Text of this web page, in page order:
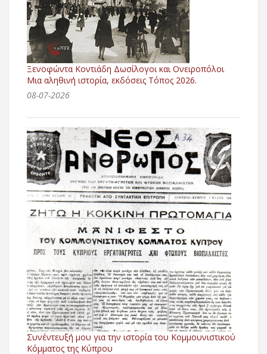
Ξενοφώντα Κοντιάδη Δωσίλογοι και Ονειροπόλοι
Μια αληθινή ιστορία, εκδόσεις Τόπος 2026.
08-07-2026
Συνέντευξή μου για την ιστορία του Κομμουνιστικού
Κόμματος της Κύπρου